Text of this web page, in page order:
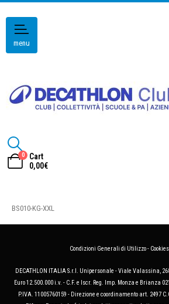
menu
0
Cart
0,00€
BS010-KG-XXL
Condizioni Generali di Utilizzo- Cookies
DECATHLON ITALIA S.r.l. Unipersonale - Viale Valassina,
Euro 12.500.000 i.v. - C.F. e Iscr. Reg. Imp. Monza e Brianza
P.IVA. 11005760159 - Direzione e coordinamento art. 2497